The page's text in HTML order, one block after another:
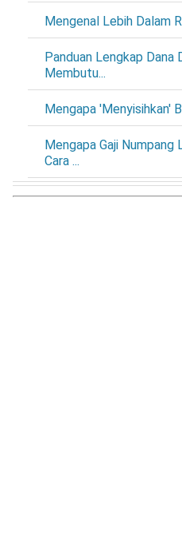
Mengenal Lebih Dalam
Panduan Lengkap Dana
Membutu...
Mengapa 'Menyisihkan'
Mengapa Gaji
Cara ...